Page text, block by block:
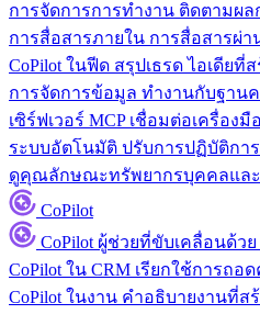
การจัดการการทำงาน ติดตามผล
การสื่อสารภายใน การสื่อสารผ่
CoPilot ในฟีด สรุปเธรด ไอเดีย
การจัดการข้อมูล ทำงานกับฐาน
เซิร์ฟเวอร์ MCP เชื่อมต่อเครื่อง
ระบบอัตโนมัติ ปรับการปฏิบัติกา
ดูคุณลักษณะทรัพยากรบุคคลแล
CoPilot
CoPilot ผู้ช่วยที่ขับเคลื่อนด้ว
CoPilot ใน CRM เรียกใช้การถอ
CoPilot ในงาน คำอธิบายงานที่ส